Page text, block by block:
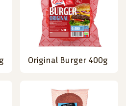
Original Burger 400g